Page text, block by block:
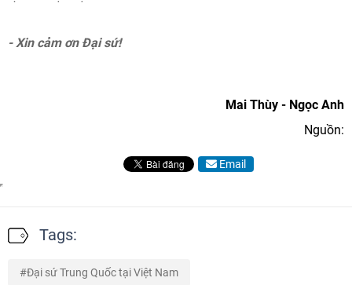
- Xin cảm ơn Đại sứ!
Mai Thùy - Ngọc Anh
Nguồn:
Email
Tags:
Đại sứ Trung Quốc tại Việt Nam